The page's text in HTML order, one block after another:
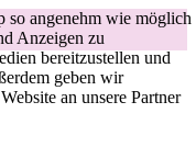
so angenehm wie möglich
Anzeigen zu
bereitzustellen und
geben wir
an unsere Partner